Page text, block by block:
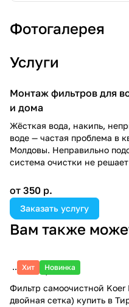
Фотогалерея
Услуги
Монтаж фильтров для
и дома
Жёсткая вода, накипь,
воде — частая проблема в
Молдовы. Неправильно
система очистки не
Мы внимательно подходим
учесть ваши потребности
комфорт. Все наши работы
будущем обслуживание
от 350 р.
Заказать услугу
Вам также
Хит Новинка
880 ₽/шт
Фильтр самоочистной
двойная сетка) купить в